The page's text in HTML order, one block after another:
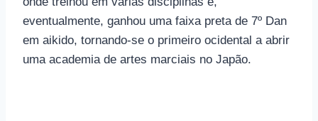
eventualmente, ganhou uma faixa preta de 7º Dan
em aikido, tornando-se o primeiro ocidental a abrir
uma academia de artes marciais no Japão.